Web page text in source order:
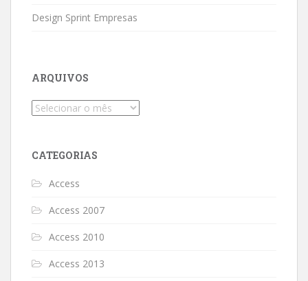
Design Sprint Empresas
ARQUIVOS
Arquivos
CATEGORIAS
Access
Access 2007
Access 2010
Access 2013